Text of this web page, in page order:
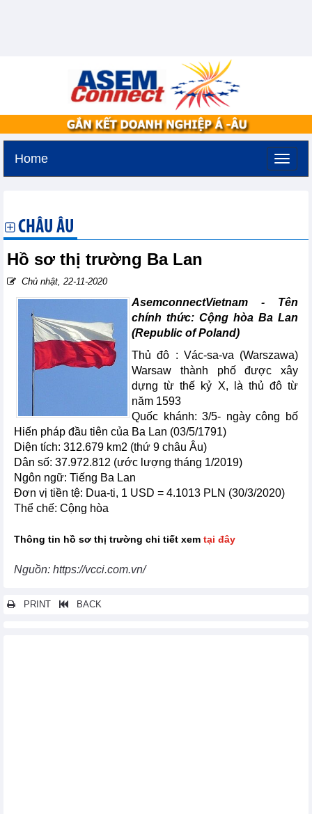
Home
CHÂU ÂU
Hồ sơ thị trường Ba Lan
Chủ nhật, 22-11-2020
AsemconnectVietnam - Tên
chính thức: Cộng hòa Ba Lan
(Republic of Poland)
Thủ đô : Vác-sa-va (Warszawa)
Warsaw thành phố được xây
dựng từ thế kỷ X, là thủ đô từ
năm 1593
Quốc khánh: 3/5- ngày công bố
Hiến pháp đầu tiên của Ba Lan (03/5/1791)
Diện tích: 312.679 km2 (thứ 9 châu Âu)
Dân số: 37.972.812 (ước lượng tháng 1/2019)
Ngôn ngữ: Tiếng Ba Lan
Đơn vị tiền tệ: Dua-ti, 1 USD = 4.1013 PLN (30/3/2020)
Thể chế: Cộng hòa
Thông tin hồ sơ thị trường chi tiết xem tại đây
Nguồn: https://vcci.com.vn/
PRINT BACK